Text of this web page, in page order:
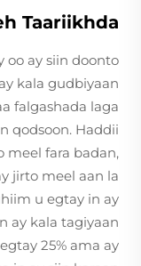
Taariikhda
oo ay siin doonto
kala gudbiyaan
falgashada laga
qodsoon. Haddii
meel fara badan,
jirto meel aan la
u egtay in ay
ay kala tagiyaan
25% ama ay